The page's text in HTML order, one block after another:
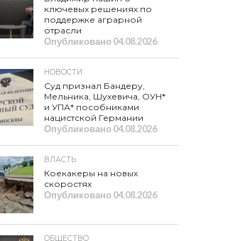
ключевых решениях по
поддержке аграрной
отрасли
Опубликовано04.08.2026
НОВОСТИ
Суд признал Бандеру,
Мельника, Шухевича, ОУН*
и УПА* пособниками
нацистской Германии
Опубликовано04.08.2026
ВЛАСТЬ
Коекакеры на новых
скоростях
Опубликовано04.08.2026
ОБЩЕСТВО